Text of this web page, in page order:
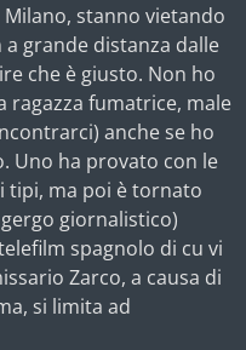
stanno vietando
grande distanza dalle
che è giusto. Non ho
ragazza fumatrice, male
anche se ho
Uno ha provato con le
tipi, ma poi è tornato
giornalistico)
spagnolo di cu vi
Zarco, a causa di
si limita ad